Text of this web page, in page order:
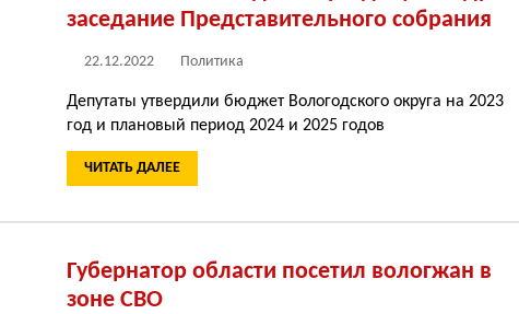
заседание Представительного cобрания
22.12.2022 Политика
Депутаты утвердили бюджет Вологодского округа на 2023
год и плановый период 2024 и 2025 годов
ЧИТАТЬ ДАЛЕЕ
Губернатор области посетил вологжан в
зоне СВО